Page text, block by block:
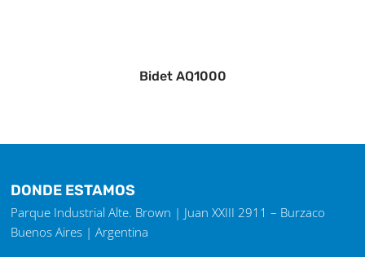
Bidet AQ1000
DONDE ESTAMOS
Parque Industrial Alte. Brown | Juan XXIII 2911 – Burzaco
Buenos Aires | Argentina